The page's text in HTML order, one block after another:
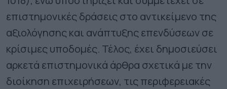
επιστημονικές δράσεις στο αντικείμενο της
αξιολόγησης και ανάπτυξης επενδύσεων σε
κρίσιμες υποδομές. Τέλος, έχει δημοσιεύσει
αρκετά επιστημονικά άρθρα σχετικά με την
διοίκηση επιχειρήσεων, τις περιφερειακές